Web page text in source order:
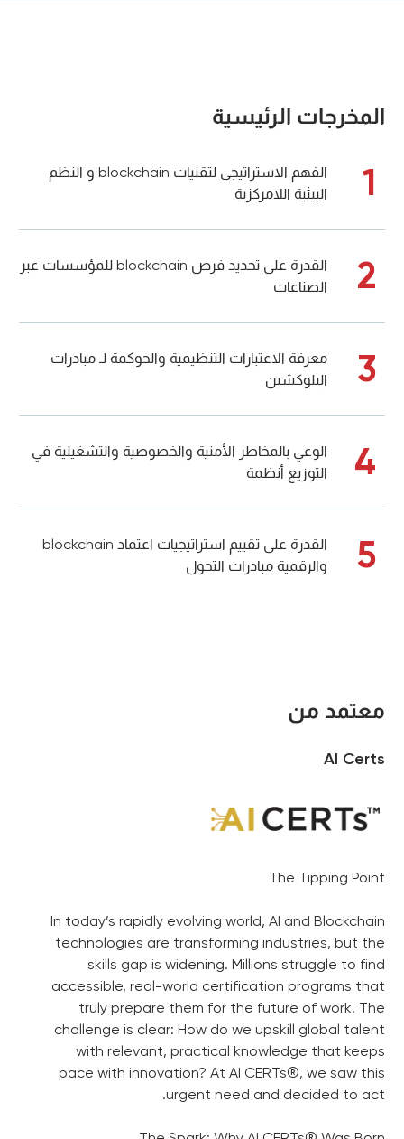
المخرجات الرئيسية
1
الفهم الاستراتيجي لتقنيات blockchain و النظم
البيئية اللامركزية
2
القدرة على تحديد فرص blockchain للمؤسسات عبر
الصناعات
3
معرفة الاعتبارات التنظيمية والحوكمة لـ مبادرات
البلوكشين
4
الوعي بالمخاطر الأمنية والخصوصية والتشغيلية في
التوزيع أنظمة
5
القدرة على تقييم استراتيجيات اعتماد blockchain
والرقمية مبادرات التحول
معتمد من
AI Certs
The Tipping Point
In today’s rapidly evolving world, AI and Blockchain
technologies are transforming industries, but the
skills gap is widening. Millions struggle to find
accessible, real-world certification programs that
truly prepare them for the future of work. The
challenge is clear: How do we upskill global talent
with relevant, practical knowledge that keeps
pace with innovation? At AI CERTs®, we saw this
urgent need and decided to act.